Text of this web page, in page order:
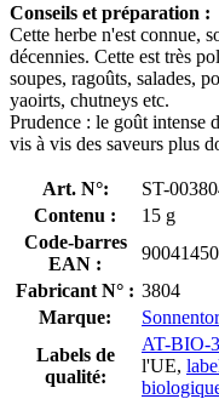
Conseils et préparation :
Cette herbe n'est connue,
décennies. Cette est très
soupes, ragoûts, salades,
yaoirts, chutneys etc.
Prudence : le goût intense
vis à vis des saveurs plus
Art. N°:
ST-
Contenu :
15 g
Code-barres
EAN :
Fabricant N° : 3804
Marque:
Sonnentor
Labels de
qualité:
AT-BIO-
l'UE,